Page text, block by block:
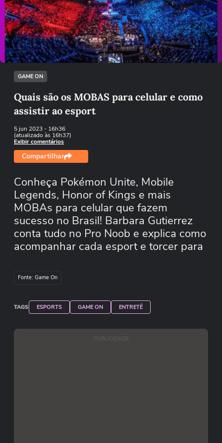
Não foi possível reproduzir o vídeo
Tentar novamente
GAME ON
Quais são os MOBAS para celular e como
assistir ao esport
5 jun 2023- 16h36
(atualizado às 16h37)
Exibir comentários
Compartilhar
Conheça Pokémon Unite, Mobile
Legends, Honor of Kings e mais
MOBAs para celular que fazem
sucesso no Brasil! Barbara Gutierrez
conta tudo no Pro Noob e explica como
acompanhar cada esport e torcer para
Fonte: Game On
TAGS ESPORTS GAME ON ENTRETÊ
PUBLICIDADE